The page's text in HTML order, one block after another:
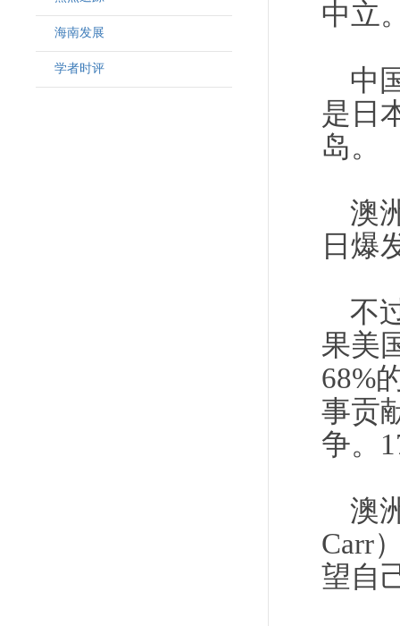
海南发展
学者时评
中立
中
是日
岛。
澳
日爆
不
果美
68%
事贡
争。
澳
Carr
望自